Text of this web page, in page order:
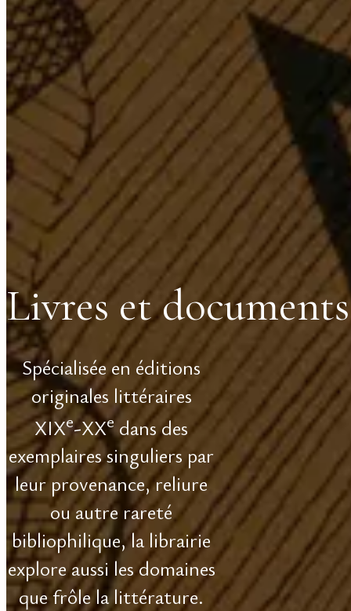
Livres et documents
Spécialisée en éditions
originales littéraires
XIXe-XXedans des
exemplaires singuliers par
leur provenance, reliure
ou autre rareté
bibliophilique, la librairie
explore aussi les domaines
que frôle la littérature.